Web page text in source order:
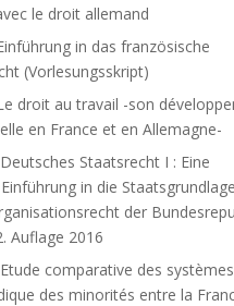
le droit allemand
in das französische
(Vorlesungsskript)
Le droit au travail -son
en France et en Allemagne-
Deutsches Staatsrecht I : Eine
in die
der
Auflage 2016
Etude comparative des
des minorités entre la